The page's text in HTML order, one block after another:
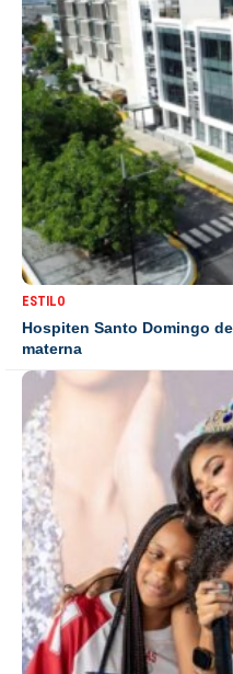
ESTILO
Hospiten Santo Domingo
materna